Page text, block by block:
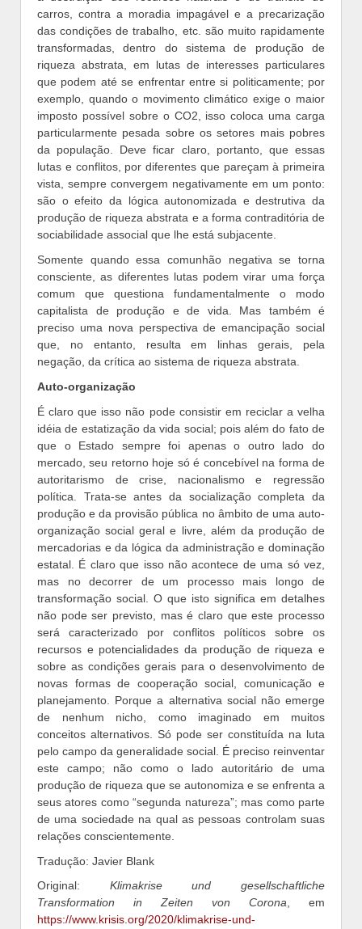
carros, contra a moradia impagável e a precarização
das condições de trabalho, etc. são muito rapidamente
transformadas, dentro do sistema de produção de
riqueza abstrata, em lutas de interesses particulares
que podem até se enfrentar entre si politicamente; por
exemplo, quando o movimento climático exige o maior
imposto possível sobre o CO2, isso coloca uma carga
particularmente pesada sobre os setores mais pobres
da população. Deve ficar claro, portanto, que essas
lutas e conflitos, por diferentes que pareçam à primeira
vista, sempre convergem negativamente em um ponto:
são o efeito da lógica autonomizada e destrutiva da
produção de riqueza abstrata e a forma contraditória de
sociabilidade associal que lhe está subjacente.
Somente quando essa comunhão negativa se torna
consciente, as diferentes lutas podem virar uma força
comum que questiona fundamentalmente o modo
capitalista de produção e de vida. Mas também é
preciso uma nova perspectiva de emancipação social
que, no entanto, resulta em linhas gerais, pela
negação, da crítica ao sistema de riqueza abstrata.
Auto-organização
É claro que isso não pode consistir em reciclar a velha
idéia de estatização da vida social; pois além do fato de
que o Estado sempre foi apenas o outro lado do
mercado, seu retorno hoje só é concebível na forma de
autoritarismo de crise, nacionalismo e regressão
política. Trata-se antes da socialização completa da
produção e da provisão pública no âmbito de uma auto-
organização social geral e livre, além da produção de
mercadorias e da lógica da administração e dominação
estatal. É claro que isso não acontece de uma só vez,
mas no decorrer de um processo mais longo de
transformação social. O que isto significa em detalhes
não pode ser previsto, mas é claro que este processo
será caracterizado por conflitos políticos sobre os
recursos e potencialidades da produção de riqueza e
sobre as condições gerais para o desenvolvimento de
novas formas de cooperação social, comunicação e
planejamento. Porque a alternativa social não emerge
de nenhum nicho, como imaginado em muitos
conceitos alternativos. Só pode ser constituída na luta
pelo campo da generalidade social. É preciso reinventar
este campo; não como o lado autoritário de uma
produção de riqueza que se autonomiza e se enfrenta a
seus atores como “segunda natureza”; mas como parte
de uma sociedade na qual as pessoas controlam suas
relações conscientemente.
Tradução: Javier Blank
Original: Klimakrise und gesellschaftliche
Transformation in Zeiten von Corona, em
https://www.krisis.org/2020/klimakrise-und-